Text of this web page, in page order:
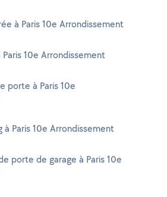
à Paris 10e Arrondissement
Paris 10e Arrondissement
porte à Paris 10e
à Paris 10e Arrondissement
porte de garage à Paris 10e